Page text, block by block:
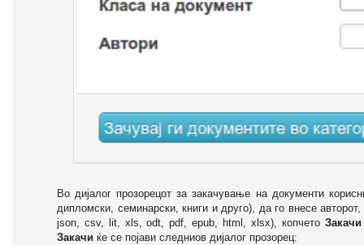
Во дијалог прозорецот за закачување на документи
дипломски, семинарски, книги и друго), да го внесе
json, csv, lit, xls, odt, pdf, epub, html, xlsx), копчето Закачи
Закачи ќе се појави следниов дијалог прозорец: